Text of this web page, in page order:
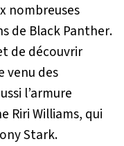
nombreuses
de Black Panther.
de découvrir
venu des
l’armure
Riri Williams, qui
Stark.